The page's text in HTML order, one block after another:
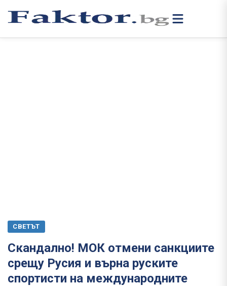
СВЕТЪТ
Скандално! МОК отмени санкциите
срещу Русия и върна руските
спортисти на международните